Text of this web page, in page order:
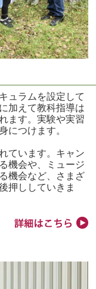
ラムを設定して
加えて教科指導は
ます。実験や実習
につけます。
ています。キャン
機会や、ミュージ
機会など、さまざ
押ししていきま